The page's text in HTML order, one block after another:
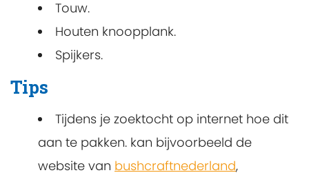
Touw.
Houten knoopplank.
Spijkers.
Tips
Tijdens je zoektocht op internet hoe dit
aan te pakken. kan bijvoorbeeld de
website van bushcraftnederland,